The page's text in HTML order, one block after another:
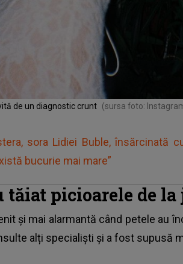
de un diagnostic crunt (sursa foto:
sora Lidiei Buble, însărcinată
bucurie mai mare”
tăiat picioarele de la
și mai alarmantă când petele au
alți specialiști și a fost supusă